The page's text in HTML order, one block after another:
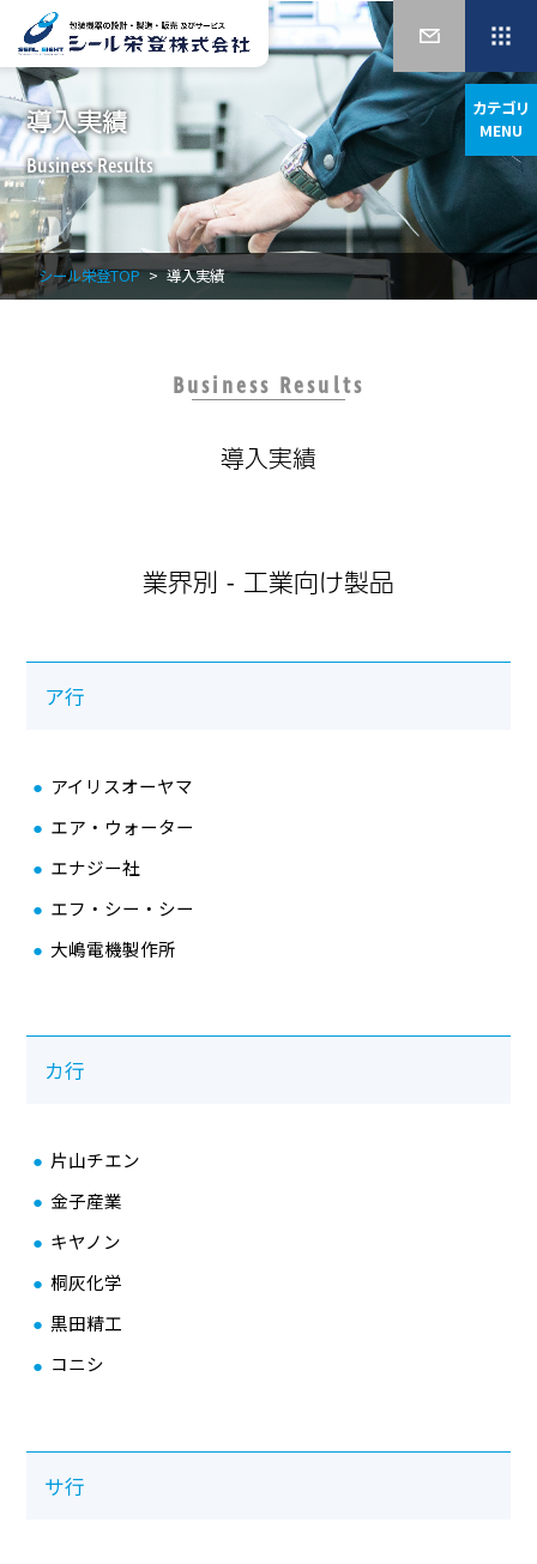
導入実績
Business Results
シール栄登TOP 導入実績
Business Results
導入実績
導入実績一覧
業界別
食品向け製品
工業向け製品
カテゴリ
MENU
業界別 - 工業向け製品
ア行
アイリスオーヤマ
エア・ウォーター
エナジー社
エフ・シー・シー
大嶋電機製作所
カ行
片山チエン
金子産業
キヤノン
桐灰化学
黒田精工
コニシ
サ行